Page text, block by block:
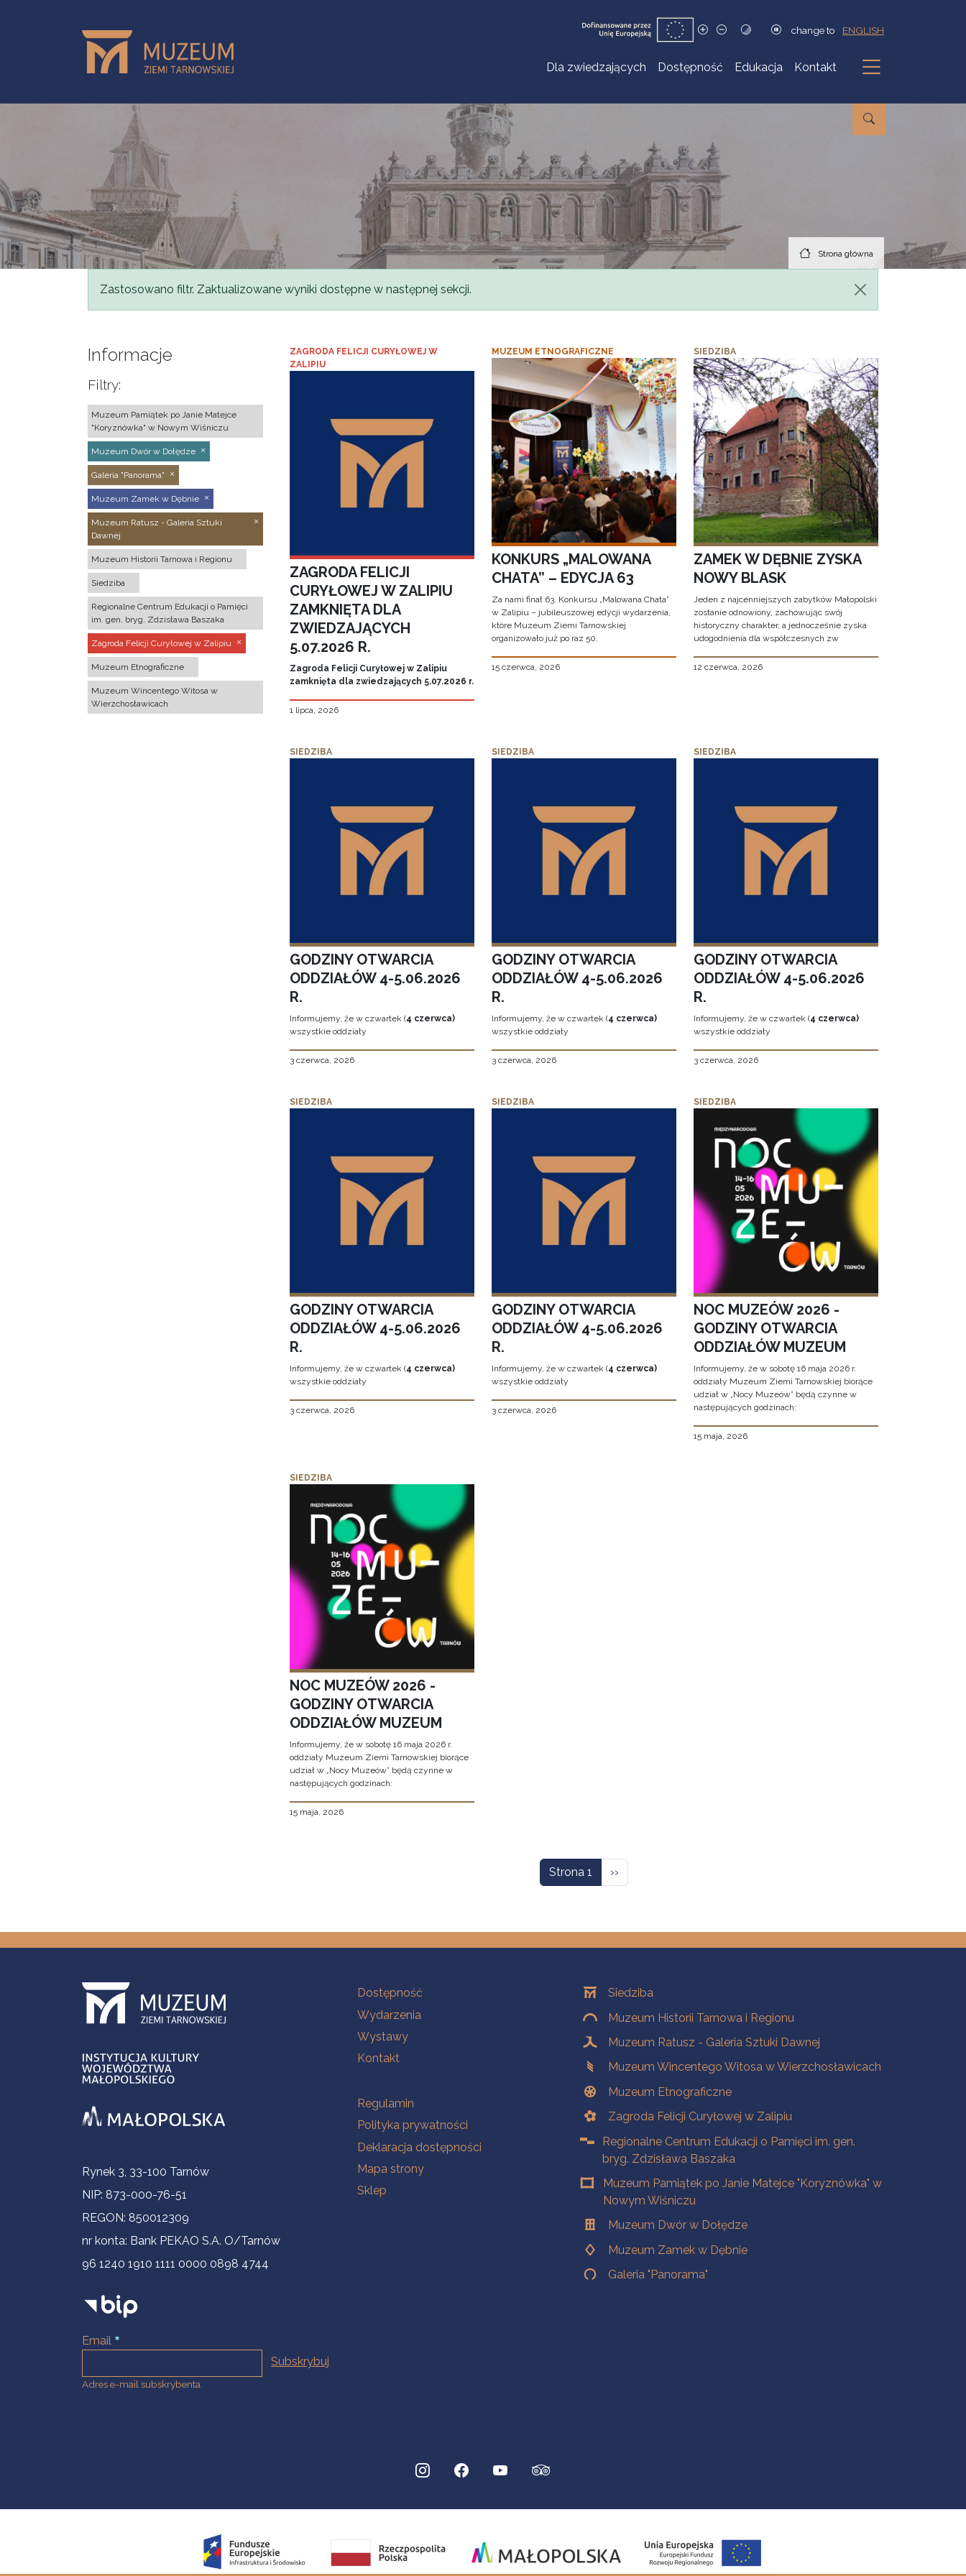
change to ENGLISH
Dla zwiedzających Dostępność Edukacja Kontakt
Podmenu
Strona główna
Komunikat
Zastosowano filtr. Zaktualizowane wyniki dostępne w następnej sekcji.
Informacje
Filtry:
Muzeum Pamiątek po Janie Matejce
"Koryznówka" w Nowym Wiśniczu
Muzeum Dwór w Dołędze
Galeria "Panorama"
Muzeum Zamek w Dębnie
Muzeum Ratusz - Galeria Sztuki
Dawnej
Muzeum Historii Tarnowa i Regionu
Siedziba
Regionalne Centrum Edukacji o Pamięci
im. gen. bryg. Zdzisława Baszaka
Zagroda Felicji Curyłowej w Zalipiu
Muzeum Etnograficzne
Muzeum Wincentego Witosa w
Wierzchosławicach
ZAGRODA FELICJI CURYŁOWEJ W
ZALIPIU
ZAGRODA FELICJI
CURYŁOWEJ W ZALIPIU
ZAMKNIĘTA DLA
ZWIEDZAJĄCYCH
5.07.2026 R.
Zagroda Felicji Curyłowej w Zalipiu
zamknięta dla zwiedzających 5.07.2026 r.
1 lipca, 2026
MUZEUM ETNOGRAFICZNE
KONKURS „MALOWANA
CHATA” – EDYCJA 63
Za nami finał 63. Konkursu „Malowana Chata”
w Zalipiu – jubileuszowej edycji wydarzenia,
które Muzeum Ziemi Tarnowskiej
organizowało już po raz 50.
15 czerwca, 2026
SIEDZIBA
ZAMEK W DĘBNIE ZYSKA
NOWY BLASK
Jeden z najcenniejszych zabytków Małopolski
zostanie odnowiony, zachowując swój
historyczny charakter, a jednocześnie zyska
udogodnienia dla współczesnych zw
12 czerwca, 2026
SIEDZIBA
GODZINY OTWARCIA
ODDZIAŁÓW 4-5.06.2026
R.
Informujemy, że w czwartek (4 czerwca)
wszystkie oddziały
3 czerwca, 2026
SIEDZIBA
GODZINY OTWARCIA
ODDZIAŁÓW 4-5.06.2026
R.
Informujemy, że w czwartek (4 czerwca)
wszystkie oddziały
3 czerwca, 2026
SIEDZIBA
GODZINY OTWARCIA
ODDZIAŁÓW 4-5.06.2026
R.
Informujemy, że w czwartek (4 czerwca)
wszystkie oddziały
3 czerwca, 2026
SIEDZIBA
GODZINY OTWARCIA
ODDZIAŁÓW 4-5.06.2026
R.
Informujemy, że w czwartek (4 czerwca)
wszystkie oddziały
3 czerwca, 2026
SIEDZIBA
GODZINY OTWARCIA
ODDZIAŁÓW 4-5.06.2026
R.
Informujemy, że w czwartek (4 czerwca)
wszystkie oddziały
3 czerwca, 2026
SIEDZIBA
NOC MUZEÓW 2026 -
GODZINY OTWARCIA
ODDZIAŁÓW MUZEUM
Informujemy, że w sobotę 16 maja 2026 r.
oddziały Muzeum Ziemi Tarnowskiej biorące
udział w „Nocy Muzeów” będą czynne w
następujących godzinach:
15 maja, 2026
SIEDZIBA
NOC MUZEÓW 2026 -
GODZINY OTWARCIA
ODDZIAŁÓW MUZEUM
Informujemy, że w sobotę 16 maja 2026 r.
oddziały Muzeum Ziemi Tarnowskiej biorące
udział w „Nocy Muzeów” będą czynne w
następujących godzinach:
15 maja, 2026
Strona 1 Następna strona
››
Informacje kontaktowe
Rynek 3, 33-100 Tarnów
NIP: 873-000-76-51
REGON: 850012309
nr konta: Bank PEKAO S.A. O/Tarnów
96 1240 1910 1111 0000 0898 4744
Email
Adres e-mail subskrybenta.
Na skróty
Dostępność
Wydarzenia
Wystawy
Kontakt
Na skróty
Regulamin
Polityka prywatności
Deklaracja dostępności
Mapa strony
Sklep
OddziałySiedziba
Muzeum Historii Tarnowa i Regionu
Muzeum Ratusz - Galeria Sztuki Dawnej
Muzeum Wincentego Witosa w Wierzchosławicach
Muzeum Etnograficzne
Zagroda Felicji Curyłowej w Zalipiu
Regionalne Centrum Edukacji o Pamięci im. gen.
bryg. Zdzisława Baszaka
Muzeum Pamiątek po Janie Matejce "Koryznówka" w
Nowym Wiśniczu
Muzeum Dwór w Dołędze
Muzeum Zamek w Dębnie
Galeria "Panorama"